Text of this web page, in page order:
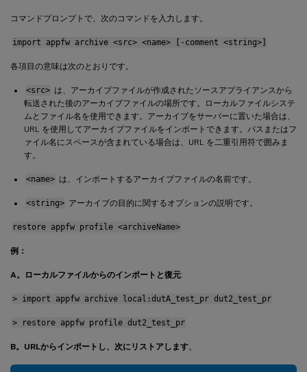
コマンドプロンプトで、次のコマンドを入力します。
import appfw archive <src> <name> [-comment <string>]
各項目の意味は次のとおりです。
<src> は、アーカイブファイルが作成されたソースアプライアンスから
転送された後のアーカイブファイルの場所です。ローカルファイルシステ
ムとファイル名を使用できます。アーカイブをサーバーに置いた場合は、
URL を使用してアーカイブファイルをインポートできます。パスまたはフ
ァイル名にスペースが含まれている場合は、URL を二重引用符で囲みま
す。
<name> は、インポートするアーカイブファイルの名前です。
<string> アーカイブの目的に関するオプションの説明です。
restore appfw profile <archiveName>
例：
A。ローカルファイルからのインポートと復元:
> import appfw archive local:dutA_test_pr dut2_test_pr
> restore appfw profile dut2_test_pr
B。URLからインポートし、次にリストアします。